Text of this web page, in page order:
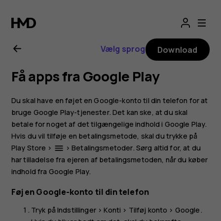
Brugervejledning
til
Nokia
XR20
Vælg sprog Download
Få apps fra Google Play
Du skal have en føjet en Google-konto til din telefon for at
bruge Google Play-tjenester. Det kan ske, at du skal
betale for noget af det tilgængelige indhold i Google Play.
Hvis du vil tilføje en betalingsmetode, skal du trykke på
Play Store > menu >Betalingsmetoder. Sørg altid for, at du
har tilladelse fra ejeren af betalingsmetoden, når du køber
indhold fra Google Play.
Føj en Google-konto til din telefon
Tryk påIndstillinger>Konti > Tilføj konto > Google.